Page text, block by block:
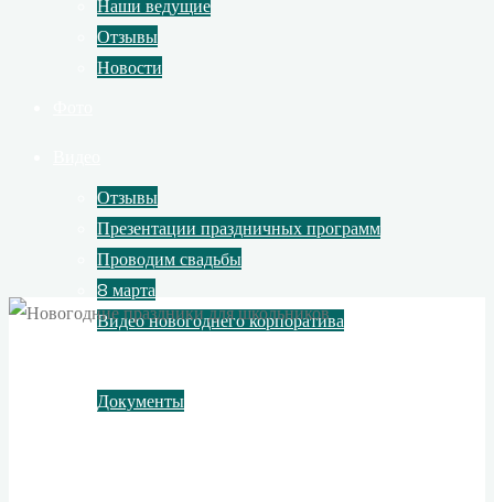
Наши ведущие
Отзывы
Новости
Отзывы
Презентации праздничных программ
Проводим свадьбы
8 марта
Видео новогоднего корпоратива
Документы